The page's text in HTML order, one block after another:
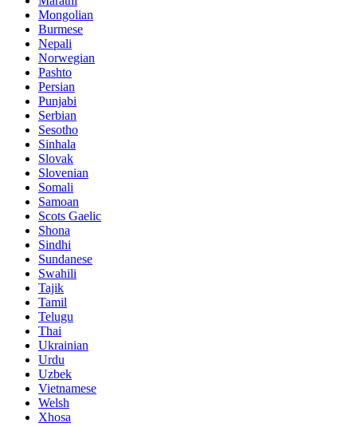
Mongolian
Burmese
Nepali
Norwegian
Pashto
Persian
Punjabi
Serbian
Sesotho
Sinhala
Slovak
Slovenian
Somali
Samoan
Scots Gaelic
Shona
Sindhi
Sundanese
Swahili
Tajik
Tamil
Telugu
Thai
Ukrainian
Urdu
Uzbek
Vietnamese
Welsh
Xhosa